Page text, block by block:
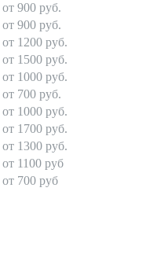
от 900 руб.
от 900 руб.
от 1200 руб.
от 1500 руб.
от 1000 руб.
от 700 руб.
от 1000 руб.
от 1700 руб.
от 1300 руб.
от 1100 руб
от 700 руб